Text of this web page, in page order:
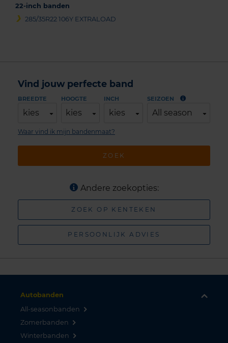
22-inch banden
285/35R22 106Y EXTRALOAD
Vind jouw perfecte band
BREEDTE
kies
HOOGTE
kies
INCH
kies
SEIZOEN
All season
ZOEK
Waar vind ik mijn bandenmaat?
Andere zoekopties:
ZOEK OP KENTEKEN
PERSOONLIJK ADVIES
Autobanden
All-seasonbanden
Zomerbanden
Winterbanden